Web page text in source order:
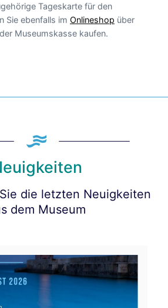
Tageskarte für den
Sie ebenfalls im Onlineshop über
Museumskasse kaufen.
die letzten Neuigkeiten
dem Museum